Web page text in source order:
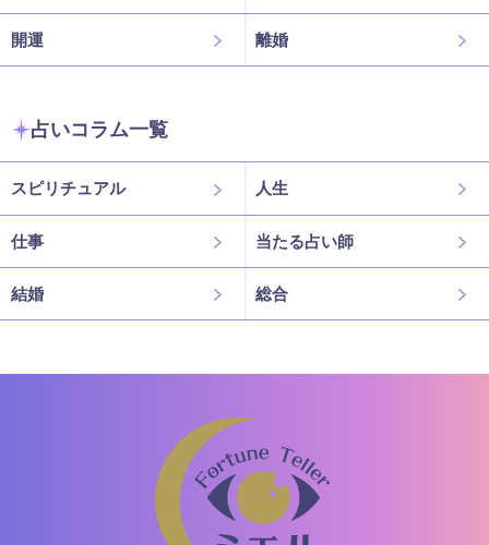
開運 離婚
占いコラム一覧
スピリチュアル 人生
仕事 当たる占い師
結婚 総合